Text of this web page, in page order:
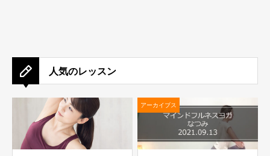
人気のレッスン
アーカイブス